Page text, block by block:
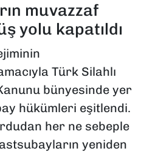
muvazzaf
yolu kapatıldı
Türk Silahlı
bünyesinde yer
hükümleri eşitlendi.
her ne sebeple
yeniden